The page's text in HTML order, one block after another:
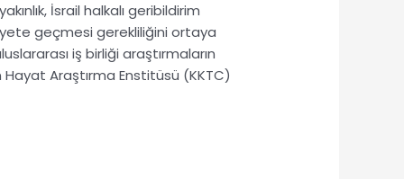
İsrail halkalı geribildirim
geçmesi gerekliliğini ortaya
iş birliği araştırmaların
Hayat Araştırma Enstitüsü (KKTC)